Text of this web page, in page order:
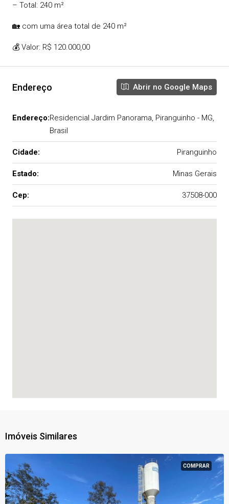
– Total: 240 m²
🏡 com uma área total de 240 m²
💰 Valor: R$ 120.000,00
Endereço Abrir no Google Maps
Endereço:Residencial Jardim Panorama, Piranguinho - MG,
Brasil
Cidade: Piranguinho
Estado: Minas Gerais
Cep: 37508-000
Imóveis Similares
COMPRAR